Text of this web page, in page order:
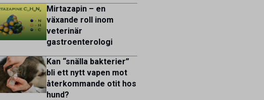
Mirtazapin – en
växande roll inom
veterinär
gastroenterologi
Kan “snälla bakterier”
bli ett nytt vapen mot
återkommande otit hos
hund?